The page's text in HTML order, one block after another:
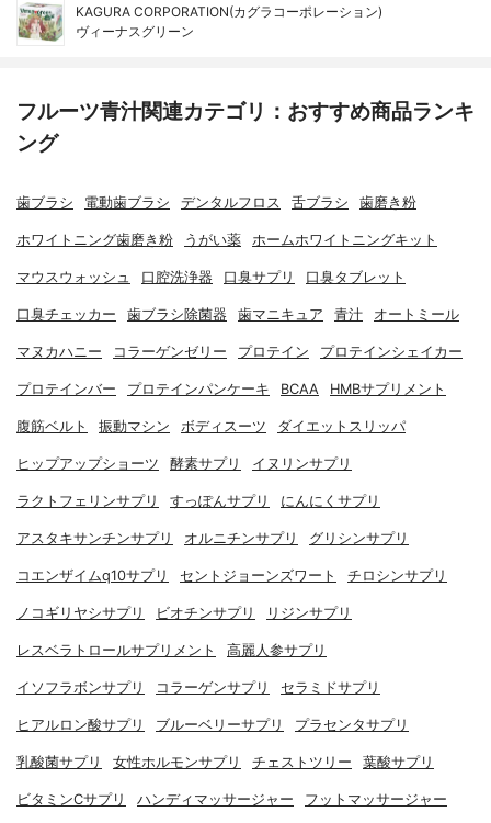
KAGURA CORPORATION(カグラコーポレーション)
ヴィーナスグリーン
フルーツ青汁関連カテゴリ：おすすめ商品ランキ
ング
歯ブラシ 電動歯ブラシ デンタルフロス 舌ブラシ 歯磨き粉
ホワイトニング歯磨き粉 うがい薬 ホームホワイトニングキット
マウスウォッシュ 口腔洗浄器 口臭サプリ 口臭タブレット
口臭チェッカー 歯ブラシ除菌器 歯マニキュア 青汁 オートミール
マヌカハニー コラーゲンゼリー プロテイン プロテインシェイカー
プロテインバー プロテインパンケーキ BCAA HMBサプリメント
腹筋ベルト 振動マシン ボディスーツ ダイエットスリッパ
ヒップアップショーツ 酵素サプリ イヌリンサプリ
ラクトフェリンサプリ すっぽんサプリ にんにくサプリ
アスタキサンチンサプリ オルニチンサプリ グリシンサプリ
コエンザイムq10サプリ セントジョーンズワート チロシンサプリ
ノコギリヤシサプリ ビオチンサプリ リジンサプリ
レスベラトロールサプリメント 高麗人参サプリ
イソフラボンサプリ コラーゲンサプリ セラミドサプリ
ヒアルロン酸サプリ ブルーベリーサプリ プラセンタサプリ
乳酸菌サプリ 女性ホルモンサプリ チェストツリー 葉酸サプリ
ビタミンCサプリ ハンディマッサージャー フットマッサージャー